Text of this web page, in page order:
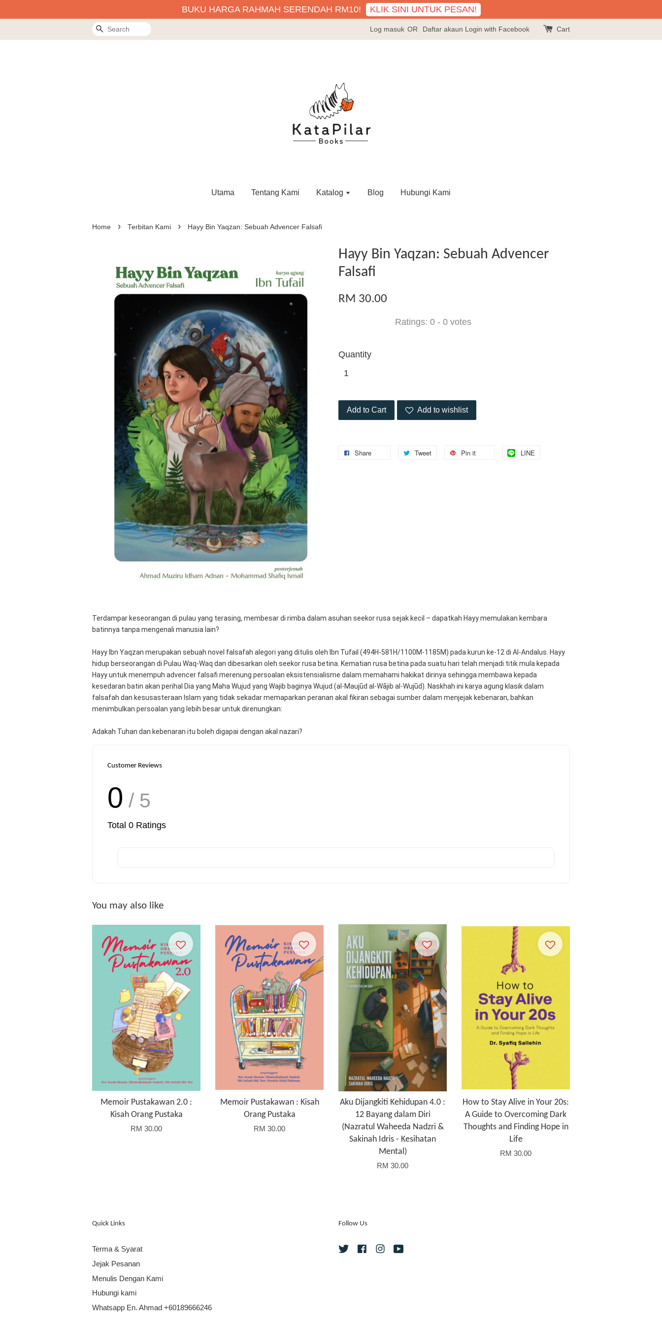
BUKU HARGA RAHMAH SERENDAH RM10! KLIK SINI UNTUK PESAN!
Search Log masuk OR Daftar akaun Login with Facebook Cart
Utama Tentang Kami Katalog Blog Hubungi Kami
Home › Terbitan Kami › Hayy Bin Yaqzan: Sebuah Advencer Falsafi
Hayy Bin Yaqzan: Sebuah Advencer
Falsafi
RM 30.00
Ratings: 0 - 0 votes
Quantity
Add to Cart Add to wishlist
Share Tweet Pin it LINE
Terdampar keseorangan di pulau yang terasing, membesar di rimba dalam asuhan seekor rusa sejak kecil – dapatkah Hayy memulakan kembara
batinnya tanpa mengenali manusia lain?
Hayy Ibn Yaqzan merupakan sebuah novel falsafah alegori yang ditulis oleh Ibn Tufail (494H-581H/1100M-1185M) pada kurun ke-12 di Al-Andalus. Hayy
hidup berseorangan di Pulau Waq-Waq dan dibesarkan oleh seekor rusa betina. Kematian rusa betina pada suatu hari telah menjadi titik mula kepada
Hayy untuk menempuh advencer falsafi merenung persoalan eksistensialisme dalam memahami hakikat dirinya sehingga membawa kepada
kesedaran batin akan perihal Dia yang Maha Wujud yang Wajib baginya Wujud (al-Maujūd al-Wājib al-Wujūd). Naskhah ini karya agung klasik dalam
falsafah dan kesusasteraan Islam yang tidak sekadar memaparkan peranan akal fikiran sebagai sumber dalam menjejak kebenaran, bahkan
menimbulkan persoalan yang lebih besar untuk direnungkan:
Adakah Tuhan dan kebenaran itu boleh digapai dengan akal nazari?
Customer Reviews
0 / 5
Total 0 Ratings
You may also like
Memoir Pustakawan 2.0 :
Kisah Orang Pustaka
RM 30.00
Memoir Pustakawan : Kisah
Orang Pustaka
RM 30.00
Aku Dijangkiti Kehidupan 4.0 :
12 Bayang dalam Diri
(Nazratul Waheeda Nadzri &
Sakinah Idris - Kesihatan
Mental)
RM 30.00
How to Stay Alive in Your 20s:
A Guide to Overcoming Dark
Thoughts and Finding Hope in
Life
RM 30.00
Quick Links
Terma & Syarat
Jejak Pesanan
Menulis Dengan Kami
Hubungi kami
Whatsapp En. Ahmad +60189666246
Follow Us
Twitter FacebookInstagram